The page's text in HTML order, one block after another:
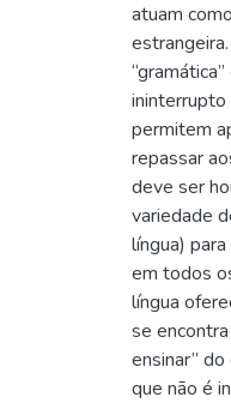
atuam
permitem
repassar
deve ser
variedade
língua)
em todos
língua
se
ensinar”
que não é